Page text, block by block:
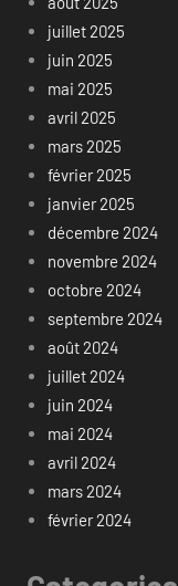
juillet 2025
juin 2025
mai 2025
avril 2025
mars 2025
février 2025
janvier 2025
décembre 2024
novembre 2024
octobre 2024
septembre 2024
août 2024
juillet 2024
juin 2024
mai 2024
avril 2024
mars 2024
février 2024